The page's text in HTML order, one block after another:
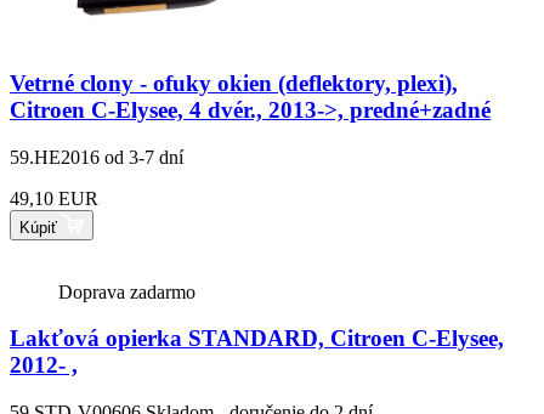
Vetrné clony - ofuky okien (deflektory, plexi),
Citroen C-Elysee, 4 dvér., 2013->, predné+zadné
59.HE2016 od 3-7 dní
49,10 EUR
Kúpiť
Doprava zadarmo
Lakťová opierka STANDARD, Citroen C-Elysee,
2012- ,